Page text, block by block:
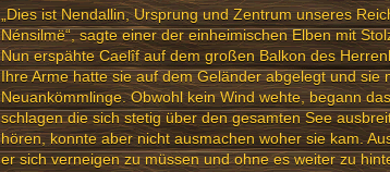
„Dies ist Nendallin, Ursprung und Zentrum unseres
Nénsilmë“, sagte einer der einheimischen Elben mit
Nun erspähte Caelîf auf dem großen Balkon des
Ihre Arme hatte sie auf dem Geländer abgelegt und sie
Neuankömmlinge. Obwohl kein Wind wehte, begann
schlagen die sich stetig über den gesamten See
hören, konnte aber nicht ausmachen woher sie kam.
er sich verneigen zu müssen und ohne es weiter zu